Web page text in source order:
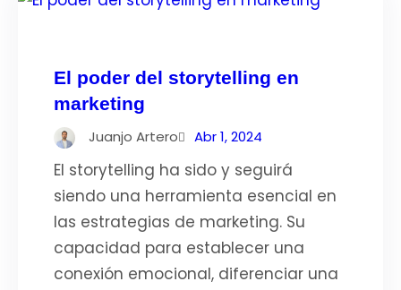
El poder del storytelling en
marketing
Juanjo Artero Abr 1, 2024
El storytelling ha sido y seguirá
siendo una herramienta esencial en
las estrategias de marketing. Su
capacidad para establecer una
conexión emocional, diferenciar una